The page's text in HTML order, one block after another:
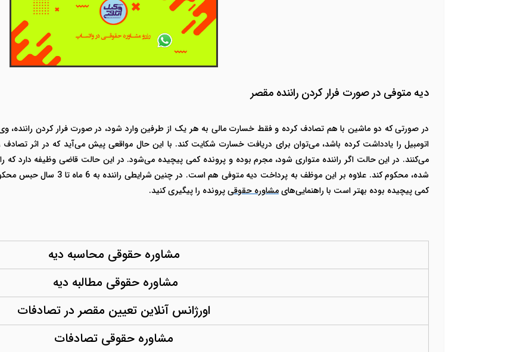
دیه متوفی در صورت فرار کردن راننده مقصر
در صورتی که دو ماشین با هم تصادف کرده و فقط خسارت مالی به هر یک از طرفین وارد شود، در صورت فرار کردن
اتومبیل را یادداشت کرده باشد، می‌توان برای دریافت خسارت شکایت کند. با این حال مواقعی پیش می‌آید که در اثر تصادف
می‌کنند. در این حالت اگر راننده متواری شود، مجرم بوده و پرونده کمی پیچیده می‌شود. در این حالت قاضی وظیفه دارد که
شده، محکوم کند. علاوه بر این
کمی پیچیده بوده بهتر است با راهنمایی‌هایمشاوره حقوقیپرونده را پیگیری کنید.
مشاوره حقوقی محاسبه دیه
مشاوره حقوقی مطالبه دیه
اورژانس آنلاین تعیین مقصر در تصادفات
مشاوره حقوقی تصادفات